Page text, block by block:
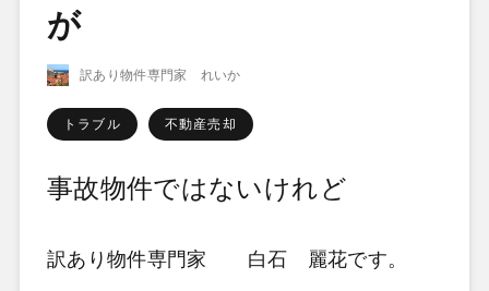
が
訳あり物件専門家 れいか
トラブル 不動産売却
事故物件ではないけれど
訳あり物件専門家 白石 麗花です。